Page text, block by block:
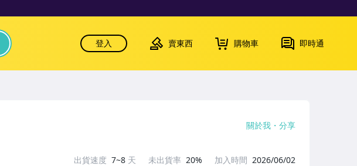
登入 賣東西 購物車 即時通
關於我 分享
出貨速度 7~8 天 未出貨率 20% 加入時間 2026/06/02